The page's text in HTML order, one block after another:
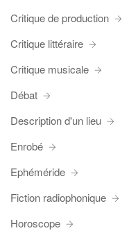
Critique de production
Critique littéraire
Critique musicale
Débat
Description d'un lieu
Enrobé
Ephéméride
Fiction radiophonique
Horoscope